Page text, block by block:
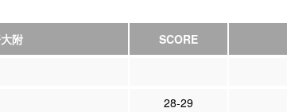
附 SCORE
28-29